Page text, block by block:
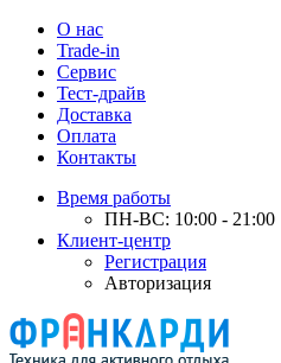
О нас
Trade-in
Сервис
Тест-драйв
Доставка
Оплата
Контакты
Время работы
ПН-ВС: 10:00 - 21:00
Клиент-центр
Регистрация
Авторизация